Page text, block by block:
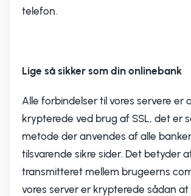
telefon.
Lige så sikker som din onlinebank
Alle forbindelser til vores servere er
krypterede ved brug af SSL, det er
metode der anvendes af alle
tilsvarende sikre sider. Det betyder
transmitteret mellem brugeerns
vores server er krypterede sådan at